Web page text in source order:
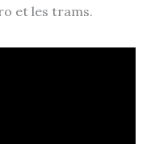
et les trams.